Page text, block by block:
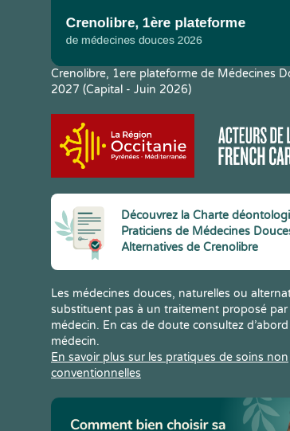
Crenolibre, 1ere plateforme de Médecines
2027 (Capital - Juin 2026)
Découvrez la Charte
Praticiens de Médecines
Alternatives de Crenolibre
Les médecines douces, naturelles ou
substituent pas à un traitement proposé par
médecin. En cas de doute consultez
médecin.
En savoir plus sur les pratiques de soins non
conventionnelles